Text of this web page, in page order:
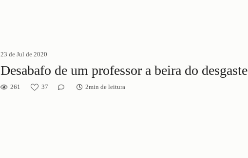
23 de Jul de 2020
Desabafo de um professor a beira do desgaste
261 37 2min de leitura